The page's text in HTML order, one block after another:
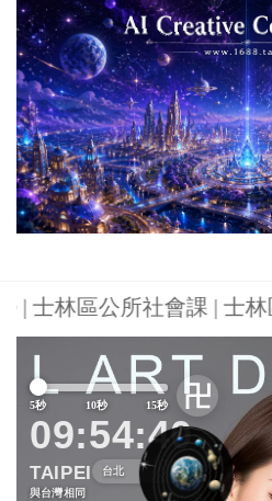
林區公所社會課 | 士林
5秒 10秒 15秒 卍
09:54:42
TAIPEI
與台灣相同
Previous